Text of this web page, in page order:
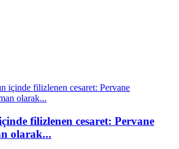
içinde filizlenen cesaret: Pervane
olarak...
filizlenen cesaret: Pervane
olarak...